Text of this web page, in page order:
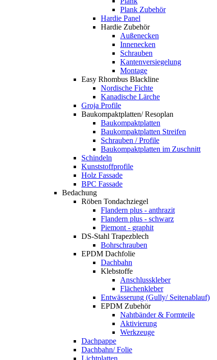
Plank Zubehör
Hardie Panel
Hardie Zubehör
Außenecken
Innenecken
Schrauben
Kantenversiegelung
Montage
Easy Rhombus Blackline
Nordische Fichte
Kanadische Lärche
Groja Profile
Baukompaktplatten/ Resoplan
Baukompaktplatten
Baukompaktplatten Streifen
Schrauben / Profile
Baukompaktplatten im Zuschnitt
Schindeln
Kunststoffprofile
Holz Fassade
BPC Fassade
Bedachung
Röben Tondachziegel
Flandern plus - anthrazit
Flandern plus - schwarz
Piemont - graphit
DS-Stahl Trapezblech
Bohrschrauben
EPDM Dachfolie
Dachbahn
Klebstoffe
Anschlusskleber
Flächenkleber
Entwässerung (Gully/ Seitenablauf)
EPDM Zubehör
Nahtbänder & Formteile
Aktivierung
Werkzeuge
Dachpappe
Dachbahn/ Folie
Lichtplatten